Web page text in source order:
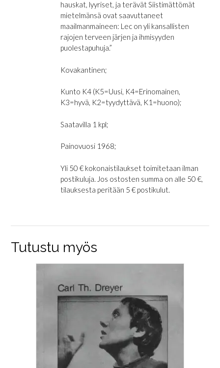
hauskat, lyyriset, ja terävät Siistimättömät
mietelmänsä ovat saavuttaneet
maailmanmaineen: Lec on yli kansallisten
rajojen terveen järjen ja ihmisyyden
puolestapuhuja.”
Kovakantinen;
Kunto K4 (K5=Uusi, K4=Erinomainen,
K3=hyvä, K2=tyydyttävä, K1=huono);
Saatavilla 1 kpl;
Painovuosi 1968;
Yli 50 € kokonaistilaukset toimitetaan ilman
postikuluja. Jos ostosten summa on alle 50 €,
tilauksesta peritään 5 € postikulut.
Tutustu myös